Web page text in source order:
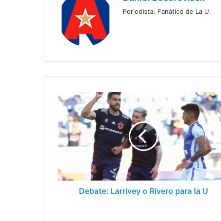
Periodista. Fanático de La U.
Debate:
Larrivey
Rivero
para
la
Debate: Larrivey o Rivero para la U